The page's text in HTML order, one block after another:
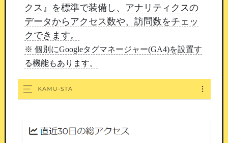
在庫管理を外した景品は本数が減らないため、参
加賞のように何人でも当たる枠として使えます。
クス』を標準で装備し、アナリティクスの
データからアクセス数や、訪問数をチェッ
クできます。
※ 個別にGoogleタグマネージャー(GA4)を設置す
る機能もあります。